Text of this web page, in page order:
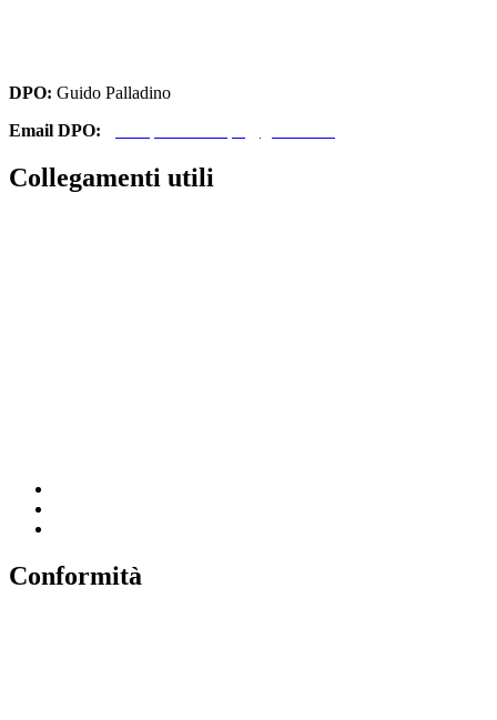
DPO: Guido Palladino
Email DPO:
Collegamenti utili
Conformità